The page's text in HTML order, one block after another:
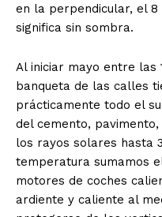
en la perpendicular, el 8
significa sin sombra.
Al iniciar mayo entre las
banqueta de las calles
prácticamente todo el
del cemento,
los rayos solares hasta
temperatura sumamos
motores de coches
ardiente y caliente al